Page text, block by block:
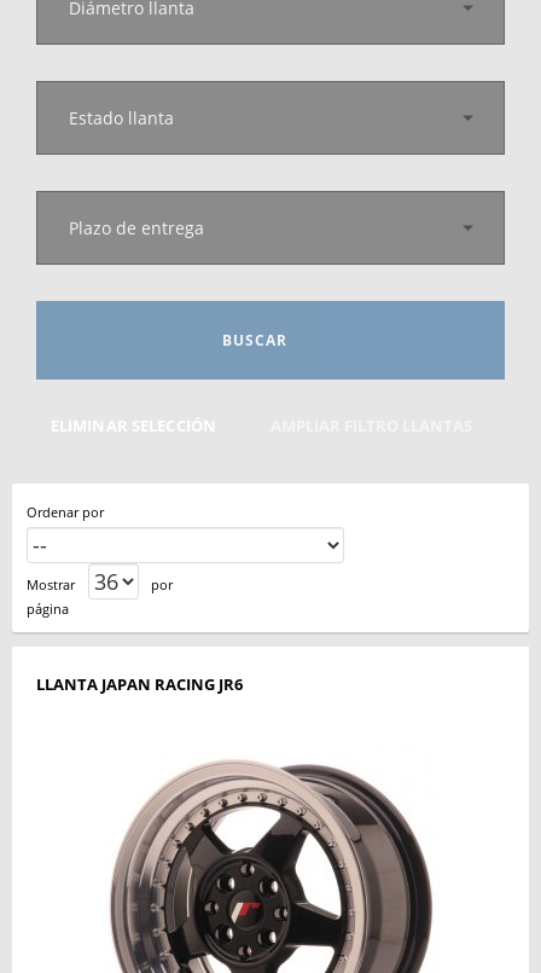
Diámetro llanta
Estado llanta
Plazo de entrega
BUSCAR
ELIMINAR SELECCIÓN
Ordenar por
Mostrar
por
página
LLANTA JAPAN RACING JR6